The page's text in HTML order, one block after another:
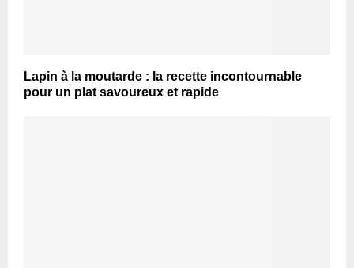
Lapin à la moutarde : la recette incontournable
pour un plat savoureux et rapide